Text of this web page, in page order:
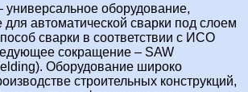
универсальное оборудование,
для автоматической сварки под слоем
сварки в соответствии с ИСО
сокращение – SAW
Оборудование широко
строительных конструкций,